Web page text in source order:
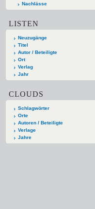
Nachlässe
LISTEN
Neuzugänge
Titel
Autor / Beteiligte
Ort
Verlag
Jahr
CLOUDS
Schlagwörter
Orte
Autoren / Beteiligte
Verlage
Jahre